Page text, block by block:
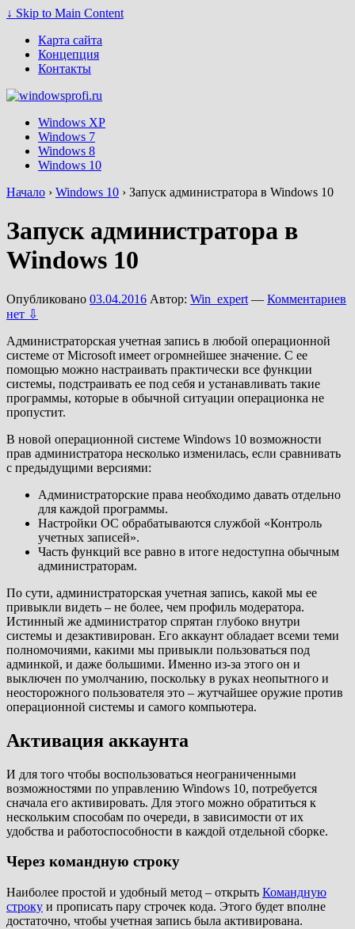
↓ Skip to Main Content
Карта сайта
Концепция
Контакты
Windows XP
Windows 7
Windows 8
Windows 10
Начало › Windows 10 › Запуск администратора в Windows 10
Запуск администратора в
Windows 10
Опубликовано 03.04.2016 Автор: Win_expert — Комментариев
нет ⇩
Администраторская учетная запись в любой операционной
системе от Microsoft имеет огромнейшее значение. С ее
помощью можно настраивать практически все функции
системы, подстраивать ее под себя и устанавливать такие
программы, которые в обычной ситуации операционка не
пропустит.
В новой операционной системе Windows 10 возможности
прав администратора несколько изменилась, если сравнивать
с предыдущими версиями:
Администраторские права необходимо давать отдельно
для каждой программы.
Настройки ОС обрабатываются службой «Контроль
учетных записей».
Часть функций все равно в итоге недоступна обычным
администраторам.
По сути, администраторская учетная запись, какой мы ее
привыкли видеть – не более, чем профиль модератора.
Истинный же администратор спрятан глубоко внутри
системы и дезактивирован. Его аккаунт обладает всеми теми
полномочиями, какими мы привыкли пользоваться под
админкой, и даже большими. Именно из-за этого он и
выключен по умолчанию, поскольку в руках неопытного и
неосторожного пользователя это – жутчайшее оружие против
операционной системы и самого компьютера.
Активация аккаунта
И для того чтобы воспользоваться неограниченными
возможностями по управлению Windows 10, потребуется
сначала его активировать. Для этого можно обратиться к
нескольким способам по очереди, в зависимости от их
удобства и работоспособности в каждой отдельной сборке.
Через командную строку
Наиболее простой и удобный метод – открыть Командную
строку и прописать пару строчек кода. Этого будет вполне
достаточно, чтобы учетная запись была активирована.